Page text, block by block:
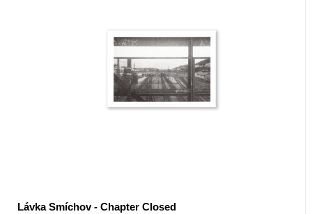
Lávka Smíchov - Chapter Closed